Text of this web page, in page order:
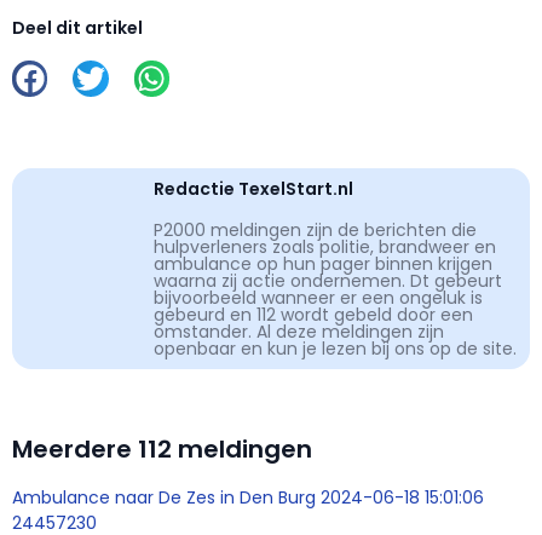
Deel dit artikel
Redactie TexelStart.nl
P2000 meldingen zijn de berichten die
hulpverleners zoals politie, brandweer en
ambulance op hun pager binnen krijgen
waarna zij actie ondernemen. Dt gebeurt
bijvoorbeeld wanneer er een ongeluk is
gebeurd en 112 wordt gebeld door een
omstander. Al deze meldingen zijn
openbaar en kun je lezen bij ons op de site.
Meerdere 112 meldingen
Ambulance naar De Zes in Den Burg 2024-06-18 15:01:06
24457230